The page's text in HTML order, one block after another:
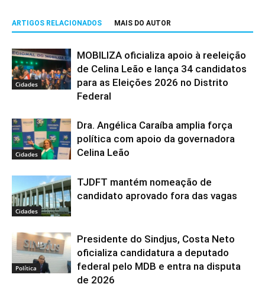
ARTIGOS RELACIONADOS MAIS DO AUTOR
Cidades
MOBILIZA oficializa apoio à reeleição
de Celina Leão e lança 34 candidatos
para as Eleições 2026 no Distrito
Federal
Cidades
Dra. Angélica Caraíba amplia força
política com apoio da governadora
Celina Leão
Cidades
TJDFT mantém nomeação de
candidato aprovado fora das vagas
Política
Presidente do Sindjus, Costa Neto
oficializa candidatura a deputado
federal pelo MDB e entra na disputa
de 2026